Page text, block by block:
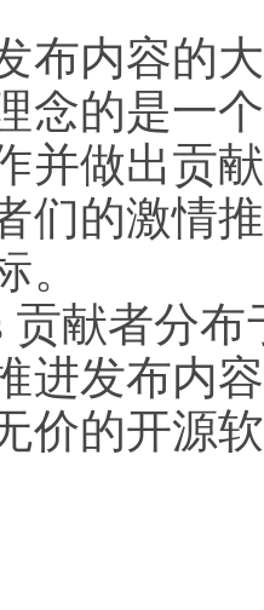
布内容的
念的是一
并做出贡
们的激情
。
贡献者分
进发布内
价的开源